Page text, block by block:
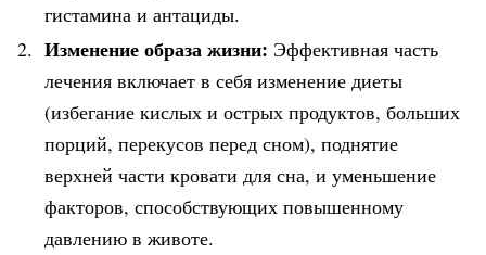
гистамина и антациды.
Изменение образа жизни: Эффективная часть
лечения включает в себя изменение диеты
(избегание кислых и острых продуктов, больших
порций, перекусов перед сном), поднятие
верхней части кровати для сна, и уменьшение
факторов, способствующих повышенному
давлению в животе.